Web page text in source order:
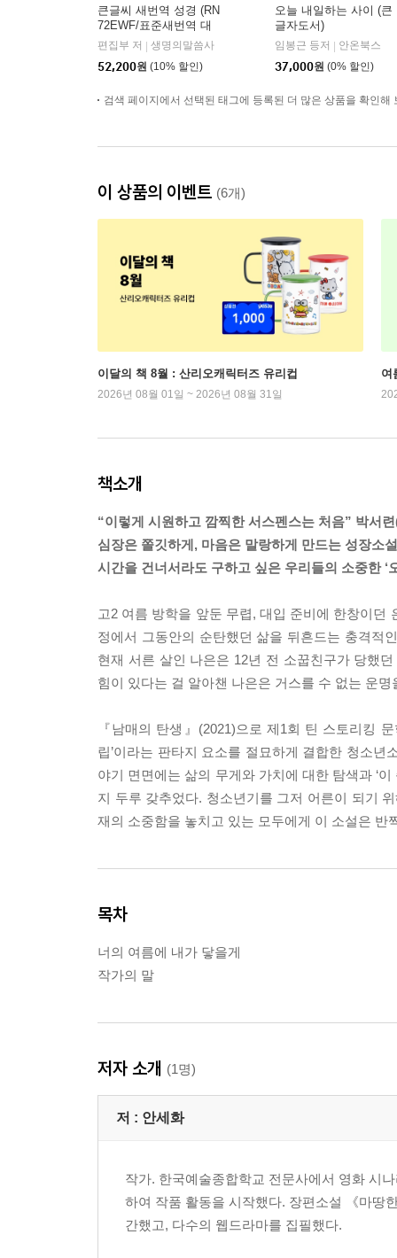
큰글씨 새번역 성경 (RN
72EWF/표준새번역 대
단본/무지퍼/PU/반달 색
인/주석 없음/뉴다크네
이비)
편집부 저
생명의말씀사
52,200원 (10% 할인)
오늘 내일하는 사이 (큰
글자도서)
임봉근 등저
안온북스
37,000원 (0% 할인)
검색 페이지에서 선택된 태그에 등록된 더 많은 상품을 확인해
이 상품의 이벤트 (6개)
이달의 책 8월 : 산리오캐릭터즈 유리컵
2026년 08월 01일 ~ 2026년 08월 31일
여
책소개
“이렇게 시원하고 깜찍한 서스펜스는 처음” 박서
심장은 쫄깃하게, 마음은 말랑하게 만드는 성장소
시간을 건너서라도 구하고 싶은 우리들의 소중한 ‘
고2 여름 방학을 앞둔 무렵, 대입 준비에 한창이
정에서 그동안의 순탄했던 삶을 뒤흔드는 충격적
현재 서른 살인 나은은 12년 전 소꿉친구가 당했
힘이 있다는 걸 알아챈 나은은 거스를 수 없는 운
『남매의 탄생』(2021)으로 제1회 틴 스토리킹
립’이라는 판타지 요소를 절묘하게 결합한 청소
야기 면면에는 삶의 무게와 가치에 대한 탐색과 ‘
지 두루 갖추었다. 청소년기를 그저 어른이 되기
재의 소중함을 놓치고 있는 모두에게 이 소설은 반
목차
너의 여름에 내가 닿을게
작가의 말
저자 소개 (1명)
저 : 안세화
작가. 한국예술종합학교 전문사에서 영화 시
하여 작품 활동을 시작했다. 장편소설 《마땅
간했고, 다수의 웹드라마를 집필했다.